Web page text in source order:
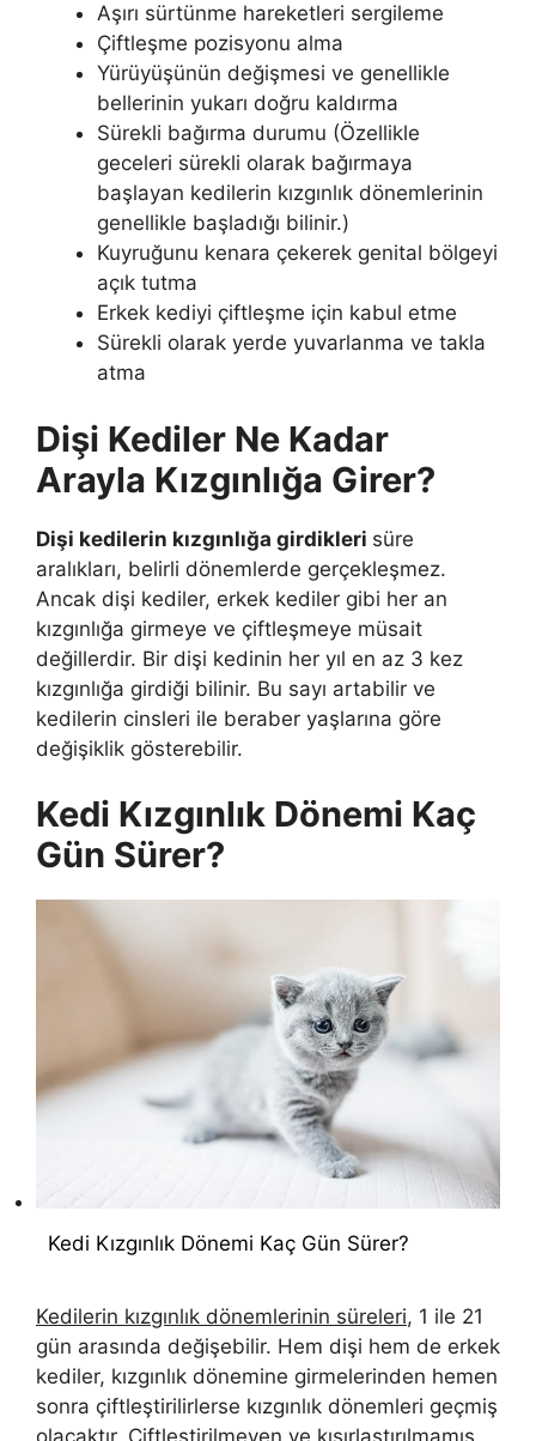
Aşırı sürtünme hareketleri sergileme
Çiftleşme pozisyonu alma
Yürüyüşünün değişmesi ve genellikle
bellerinin yukarı doğru kaldırma
Sürekli bağırma durumu (Özellikle
geceleri sürekli olarak bağırmaya
başlayan kedilerin kızgınlık dönemlerinin
genellikle başladığı bilinir.)
Kuyruğunu kenara çekerek genital bölgeyi
açık tutma
Erkek kediyi çiftleşme için kabul etme
Sürekli olarak yerde yuvarlanma ve takla
atma
Dişi Kediler Ne Kadar
Arayla Kızgınlığa Girer?
Dişi kedilerin kızgınlığa girdikleri süre
aralıkları, belirli dönemlerde gerçekleşmez.
Ancak dişi kediler, erkek kediler gibi her an
kızgınlığa girmeye ve çiftleşmeye müsait
değillerdir. Bir dişi kedinin her yıl en az 3 kez
kızgınlığa girdiği bilinir. Bu sayı artabilir ve
kedilerin cinsleri ile beraber yaşlarına göre
değişiklik gösterebilir.
Kedi Kızgınlık Dönemi Kaç
Gün Sürer?
Kedi Kızgınlık Dönemi Kaç Gün Sürer?
Kedilerin kızgınlık dönemlerinin süreleri, 1 ile 21
gün arasında değişebilir. Hem dişi hem de erkek
kediler, kızgınlık dönemine girmelerinden hemen
sonra çiftleştirilirlerse kızgınlık dönemleri geçmiş
olacaktır. Çiftleştirilmeyen ve kısırlaştırılmamış